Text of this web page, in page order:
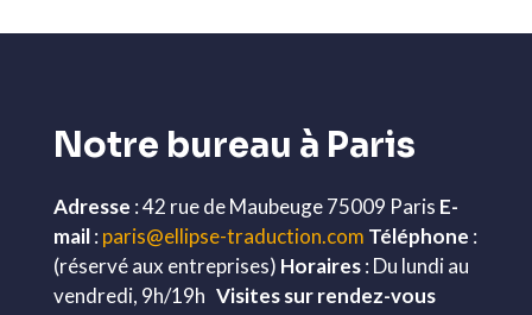
Notre bureau à Paris
Adresse : 42 rue de Maubeuge 75009 Paris E-
mail: paris@ellipse-traduction.com Téléphone :
(réservé aux entreprises) Horaires: Du lundi au
vendredi, 9h/19h Visites sur rendez-vous